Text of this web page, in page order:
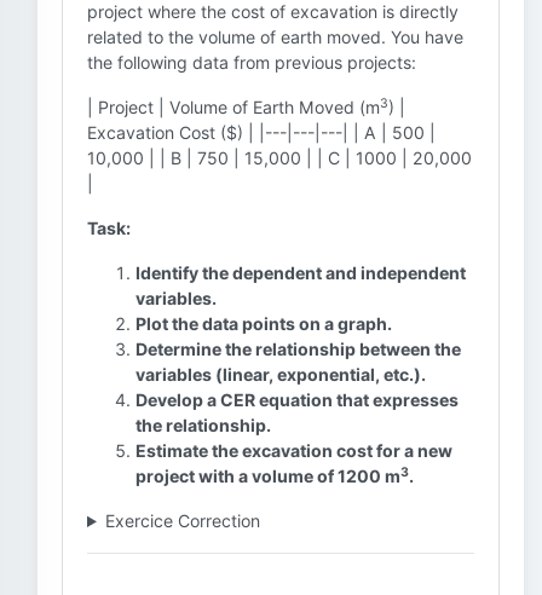
project where the cost of excavation is directly
related to the volume of earth moved. You have
the following data from previous projects:
| Project | Volume of Earth Moved (m3) |
Excavation Cost ($) | |---|---|---| | A | 500 |
10,000 | | B | 750 | 15,000 | | C | 1000 | 20,000
Task:
Identify the dependent and independent
variables.
Plot the data points on a graph.
Determine the relationship between the
variables (linear, exponential, etc.).
Develop a CER equation that expresses
the relationship.
Estimate the excavation cost for a new
project with a volume of 1200 m3.
Exercice Correction